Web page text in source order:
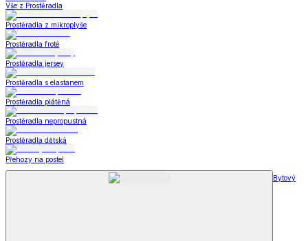
Vše z Prostěradla
Prostěradla z mikroplyše
Prostěradla froté
Prostěradla jersey
Prostěradla s elastanem
Prostěradla plátěná
Prostěradla nepropustná
Prostěradla dětská
Přehozy na postel
Bytový